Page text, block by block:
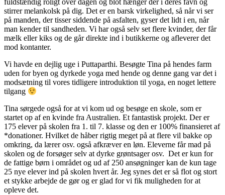
stirrer melankolsk på dig. Det er en barsk virkelighed, så når vi ser
på manden, der tisser siddende på asfalten, gyser det lidt i en, når
man kender til sandheden. Vi har også selv set flere kvinder, der får
mælk eller kiks og de går direkte ind i butikkerne og afleverer det
mod kontanter.
Vi havde en dejlig uge i Puttaparthi. Besøgte Tina på hendes farm
uden for byen og dyrkede yoga med hende og denne gang var det i
modsætning til vores tidligere introduktion til yoga, en noget lettere
tilgang
Tina sørgede også for at vi kom ud og besøge en skole, som er
startet op af en kvinde fra Australien. Et fantastisk projekt. Der er
175 elever på skolen fra 1. til 7. klasse og den er 100% finansieret af
*donationer. Hvilket de håber rigtig meget på at flere vil bakke op
omkring, da lærer osv. også afkræver en løn. Eleverne får mad på
skolen og de forsøger selv at dyrke grøntsager osv. Det er kun for
de fattige børn i området og ud af 250 ansøgninger kan de kun tage
25 nye elever ind på skolen hvert år. Jeg synes det er så flot og stort
et stykke arbejde de gør og er glad for vi fik muligheden for at
opleve det.